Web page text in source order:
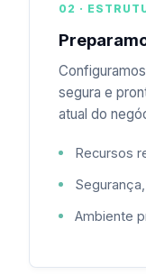
02 ·
segura e
atual do
Recursos
Ambiente